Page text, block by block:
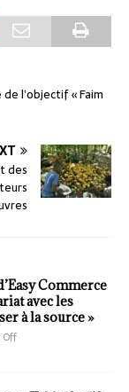
de l’objectif « Faim
des
Commerce
avec les
à la source »
Off